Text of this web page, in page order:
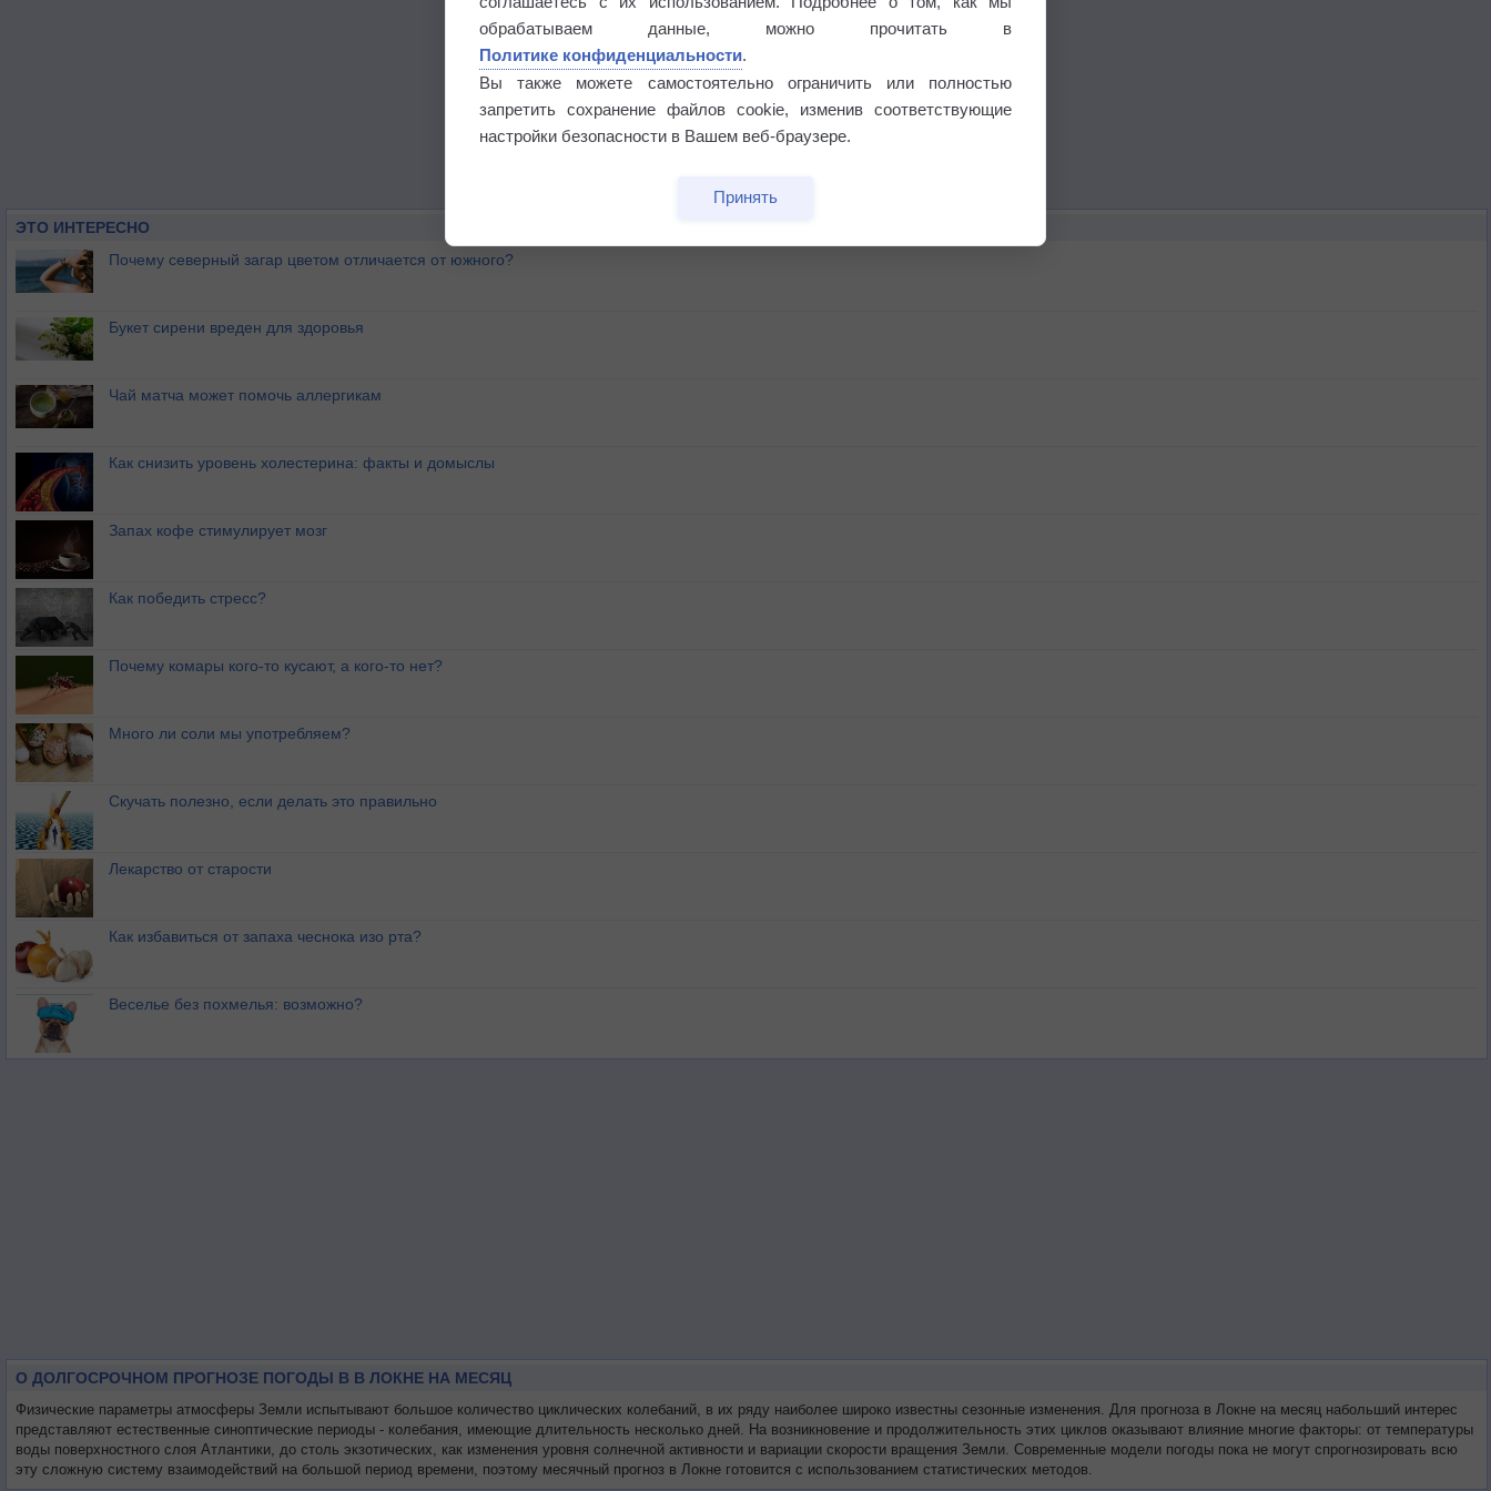
ЭТО ИНТЕРЕСНО
Почему северный загар цветом отличается от южного?
Букет сирени вреден для здоровья
Чай матча может помочь аллергикам
Как снизить уровень холестерина: факты и домыслы
Запах кофе стимулирует мозг
Как победить стресс?
Почему комары кого-то кусают, а кого-то нет?
Много ли соли мы употребляем?
Скучать полезно, если делать это правильно
Лекарство от старости
Как избавиться от запаха чеснока изо рта?
Веселье без похмелья: возможно?
О ДОЛГОСРОЧНОМ ПРОГНОЗЕ ПОГОДЫ В В ЛОКНЕ НА МЕСЯЦ
Физические параметры атмосферы Земли испытывают большое количество циклических колебаний, в их ряду наиболее широко известны сезонные изменения. Для прогноза в Локне на месяц набольший интерес
представляют естественные синоптические периоды - колебания, имеющие длительность несколько дней. На возникновение и продолжительность этих циклов оказывают влияние многие факторы: от температуры
воды поверхностного слоя Атлантики, до столь экзотических, как изменения уровня солнечной активности и вариации скорости вращения Земли. Современные модели погоды пока не могут спрогнозировать всю
эту сложную систему взаимодействий на большой период времени, поэтому месячный прогноз в Локне готовится с использованием статистических методов.
обрабатываем данные, можно прочитать в
Политике конфиденциальности.
Вы также можете самостоятельно ограничить или полностью
запретить сохранение файлов cookie, изменив соответствующие
настройки безопасности в Вашем веб-браузере.
Принять